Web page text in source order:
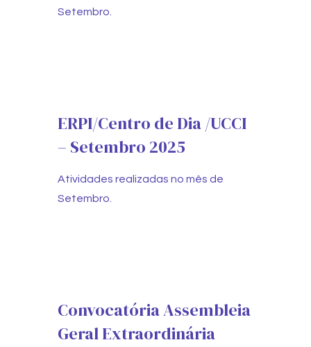
Setembro.
ERPI/Centro de Dia /UCCI
– Setembro 2025
Atividades realizadas no mês de
Setembro.
Convocatória Assembleia
Geral Extraordinária